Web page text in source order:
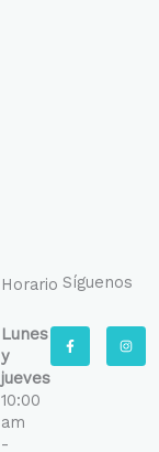
Horario
Lunes
y
jueves
10:00
am
-
Síguenos
a
n